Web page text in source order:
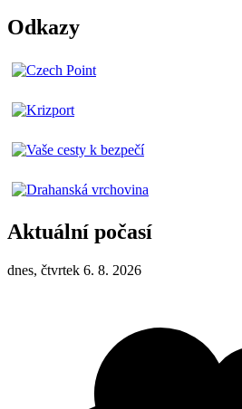
Odkazy
Aktuální počasí
dnes, čtvrtek 6. 8. 2026